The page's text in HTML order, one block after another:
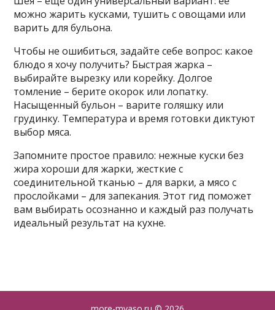
можно жарить кусками‚ тушить с овощами или
варить для бульона.
Чтобы не ошибиться‚ задайте себе вопрос: какое
блюдо я хочу получить? Быстрая жарка –
выбирайте вырезку или корейку. Долгое
томление – берите окорок или лопатку.
Насыщенный бульон – варите голяшку или
грудинку. Температура и время готовки диктуют
выбор мяса.
Запомните простое правило: нежные куски без
жира хороши для жарки‚ жесткие с
соединительной тканью – для варки‚ а мясо с
прослойками – для запекания. Этот гид поможет
вам выбирать осознанно и каждый раз получать
идеальный результат на кухне.